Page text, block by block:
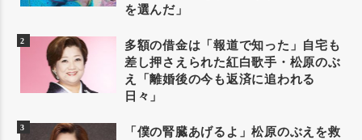
を選んだ」
多額の借金は「報道で知った」自宅も
差し押さえられた紅白歌手・松原のぶ
え「離婚後の今も返済に追われる
日々」
「僕の腎臓あげるよ」松原のぶえを救